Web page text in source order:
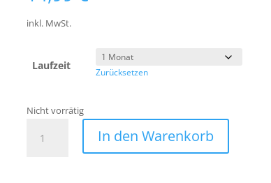
inkl. MwSt.
Laufzeit
Zurücksetzen
Nicht vorrätig
365
In den Warenkorb